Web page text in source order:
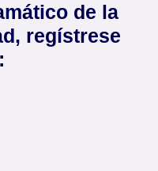
de la
regístrese